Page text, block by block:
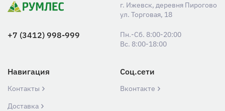
г. Ижевск, деревня Пирогово
ул. Торговая, 18
+7 (3412) 998-999
Пн.-Сб. 8:00-20:00
Вс. 8:00-18:00
Навигация
Контакты
Доставка
Соц.сети
Вконтакте